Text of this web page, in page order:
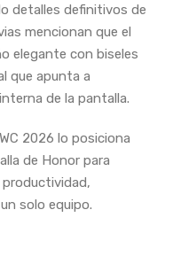
detalles definitivos de
mencionan que el
elegante con biseles
que apunta a
de la pantalla.
2026 lo posiciona
de Honor para
productividad,
solo equipo.